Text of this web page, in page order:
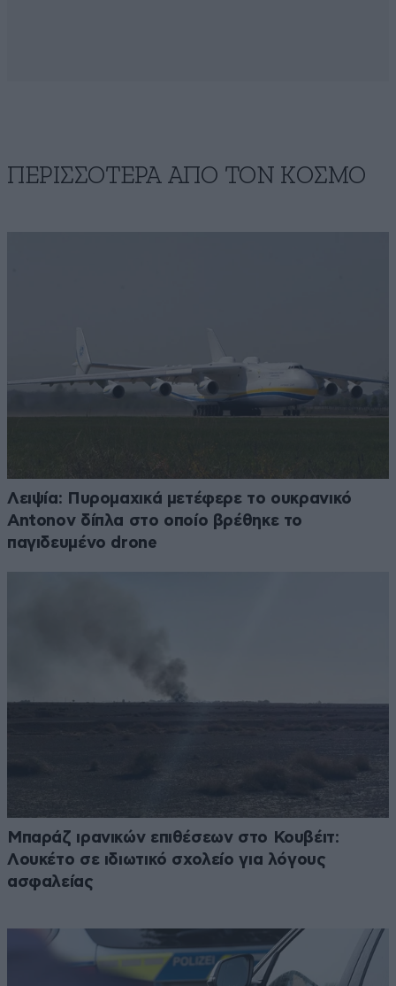
ΠΕΡΙΣΣΟΤΕΡΑ ΑΠΟ ΤΟΝ ΚΟΣΜΟ
Λειψία: Πυρομαχικά μετέφερε το ουκρανικό
Antonov δίπλα στο οποίο βρέθηκε το
παγιδευμένο drone
Μπαράζ ιρανικών επιθέσεων στο Κουβέιτ:
Λουκέτο σε ιδιωτικό σχολείο για λόγους
ασφαλείας